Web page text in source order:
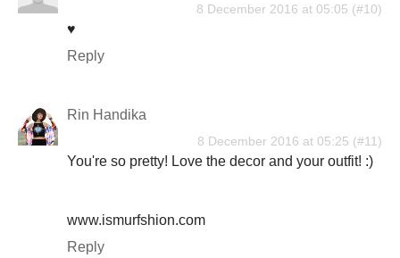
8 December 2016 at 05:05
♥
Reply
Rin Handika
8 December 2016 at 05:25
You're so pretty! Love the decor and your outfit! :)
www.ismurfshion.com
Reply